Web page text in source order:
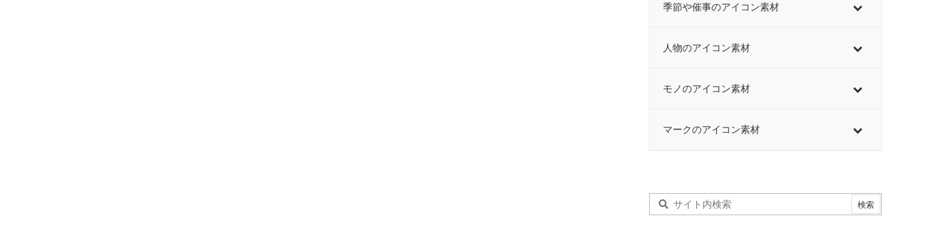
季節や催事のアイコン素材
人物のアイコン素材
モノのアイコン素材
マークのアイコン素材